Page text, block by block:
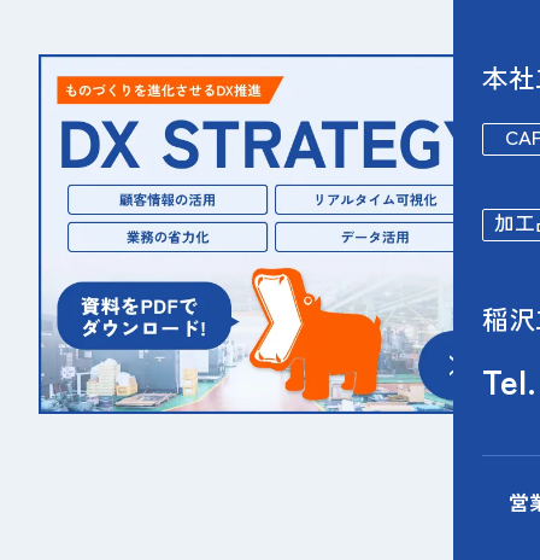
本
加
稲
Tel.
営